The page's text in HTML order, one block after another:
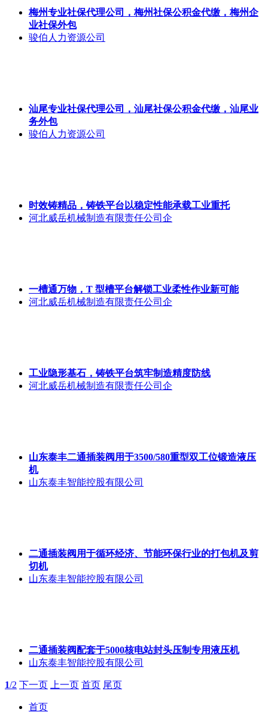
梅州专业社保代理公司，梅州社保公积金代缴，梅州企
业社保外包
骏伯人力资源公司
汕尾专业社保代理公司，汕尾社保公积金代缴，汕尾业
务外包
骏伯人力资源公司
时效铸精品，铸铁平台以稳定性能承载工业重托
河北威岳机械制造有限责任公司企
一槽通万物，T 型槽平台解锁工业柔性作业新可能
河北威岳机械制造有限责任公司企
工业隐形基石，铸铁平台筑牢制造精度防线
河北威岳机械制造有限责任公司企
山东泰丰二通插装阀用于3500/580重型双工位锻造液压
机
山东泰丰智能控股有限公司
二通插装阀用于循环经济、节能环保行业的打包机及剪
切机
山东泰丰智能控股有限公司
二通插装阀配套于5000核电站封头压制专用液压机
山东泰丰智能控股有限公司
1/2 下一页 上一页 首页 尾页
首页